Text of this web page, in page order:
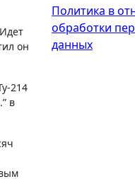
он
214
в
Политика в
обработки
данных